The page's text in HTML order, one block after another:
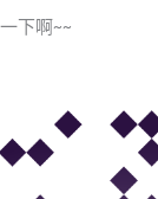
下啊~~